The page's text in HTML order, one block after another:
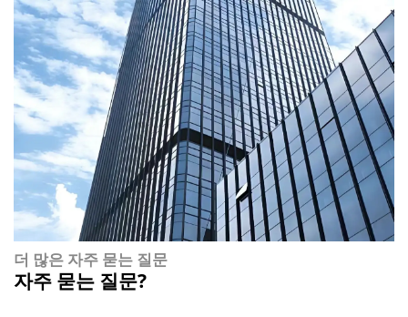
더 많은 자주 묻는 질문
자주 묻는 질문?